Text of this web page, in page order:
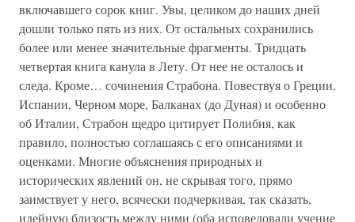
включавшего сорок книг. Увы, целиком до наших дней
дошли только пять из них. От остальных сохранились
более или менее значительные фрагменты. Тридцать
четвертая книга канула в Лету. От нее не осталось и
следа. Кроме… сочинения Страбона. Повествуя о Греции,
Испании, Черном море, Балканах (до Дуная) и особенно
об Италии, Страбон щедро цитирует Полибия, как
правило, полностью соглашаясь с его описаниями и
оценками. Многие объяснения природных и
исторических явлений он, не скрывая того, прямо
заимствует у него, всячески подчеркивая, так сказать,
идейную близость между ними (оба исповедовали учение